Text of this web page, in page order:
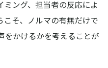
ミング、担当者の反応によ
こそ、ノルマの有無だけで
をかけるかを考えることが